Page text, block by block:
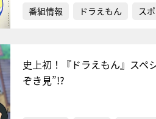
番組情報 ドラえもん ス
史上初！『ドラえもん』スペ
ぞき見”!?